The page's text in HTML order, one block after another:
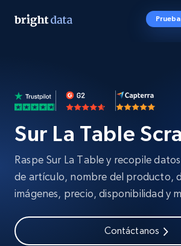
Sur La Table
Raspe Sur La Table y recopile
de artículo, nombre del producto,
imágenes, precio, disponibilidad y
Contáctanos